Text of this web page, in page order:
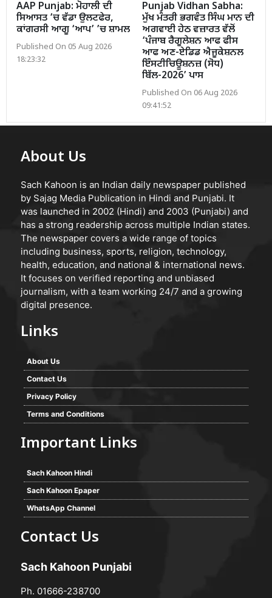
AAP Punjab: ਮੋਹਾਲੀ ਦੀ
ਸਿਆਸਤ ’ਚ ਵੱਡਾ ਉਲਟਫੇਰ,
ਕਾਂਗਰਸੀ ਆਗੂ ‘ਆਪ’ ’ਚ ਸ਼ਾਮਲ
Published On 05 Aug 2026
18:23:32
Punjab Vidhan Sabha:
ਮੁੱਖ ਮੰਤਰੀ ਭਗਵੰਤ ਸਿੰਘ ਮਾਨ ਦੀ
ਅਗਵਾਈ ਹੇਠ ਵਜ਼ਾਰਤ ਵੱਲੋਂ
‘ਪੰਜਾਬ ਰੈਗੂਲੇਸ਼ਨ ਆਫ ਫੀਸ
ਆਫ ਅਣ-ਏਡਿਡ ਐਜੂਕੇਸ਼ਨਲ
ਇੰਸਟੀਚਿਊਸ਼ਨਜ਼ (ਸੋਧ)
ਬਿੱਲ-2026’ ਪਾਸ
Published On 06 Aug 2026
09:41:52
About Us
Sach Kahoon is an Indian daily newspaper published
by Sajag Media Publication in Hindi and Punjabi. It
was launched in 2002 (Hindi) and 2003 (Punjabi) and
has a strong readership across multiple Indian states.
The newspaper covers a wide range of topics
including business, sports, religion, technology,
health, education, and national & international news.
It focuses on verified reporting and unbiased
journalism, with a team working 24/7 and a growing
digital presence.
Links
About Us
Contact Us
Privacy Policy
Terms and Conditions
Important Links
Sach Kahoon Hindi
Sach Kahoon Epaper
WhatsApp Channel
Contact Us
Sach Kahoon Punjabi
Ph. 01666-238700